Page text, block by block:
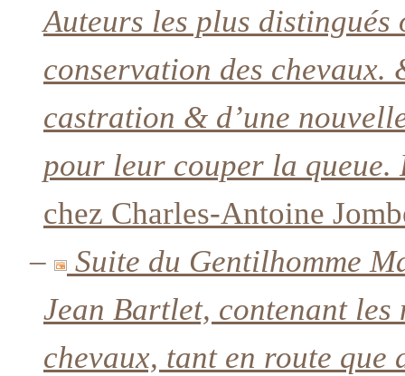
Auteurs les plus
conservation des
castration & d’une
pour leur couper la
chez Charles-Antoine
–
Suite du Gentilhomme
Jean Bartlet, contenant les
chevaux, tant en route que